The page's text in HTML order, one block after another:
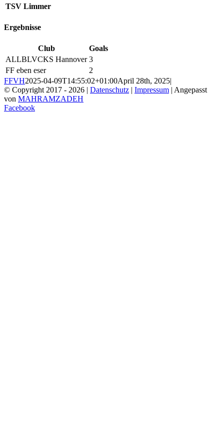
TSV Limmer
Ergebnisse
Club
Goals
ALLBLVCKS Hannover 3
FF eben eser
2
FFVH2025-04-09T14:55:02+01:00April 28th, 2025|
© Copyright 2017 - 2026 | Datenschutz | Impressum | Angepasst
von MAHRAMZADEH
Facebook